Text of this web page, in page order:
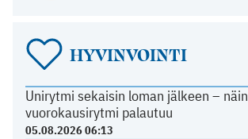
HYVINVOINTI
Unirytmi sekaisin loman jälkeen – näin
vuorokausirytmi palautuu
05.08.2026 06:13